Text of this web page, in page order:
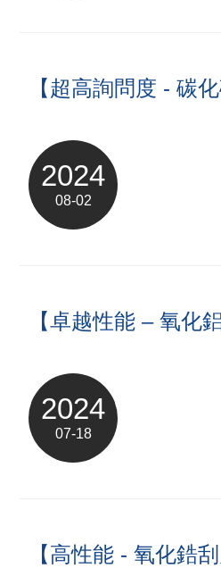
2024
08-02
【卓越性能 – 氧化
2024
07-18
【高性能 - 氧化鋯刮